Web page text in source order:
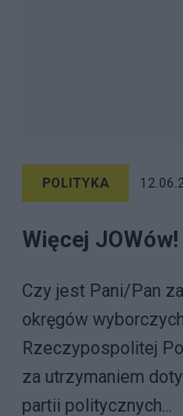
POLITYKA
Więcej JOWów!
Czy jest Pani/Pan
okręgów
Rzeczypospolitej
za utrzymaniem
partii politycznych...